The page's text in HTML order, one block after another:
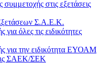
στις εξετάσεις
Σ.Α.Ε.Κ.
όλες τις ειδικότητες
για την ειδικότητα ΕΥΟΑΜ
ΣΑΕΚ/ΣΕΚ